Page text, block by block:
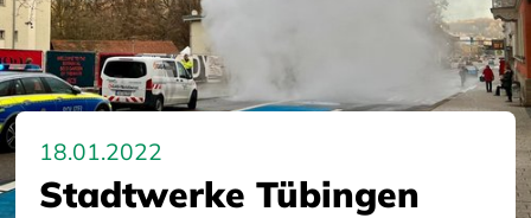
18.01.2022
Stadtwerke Tübingen